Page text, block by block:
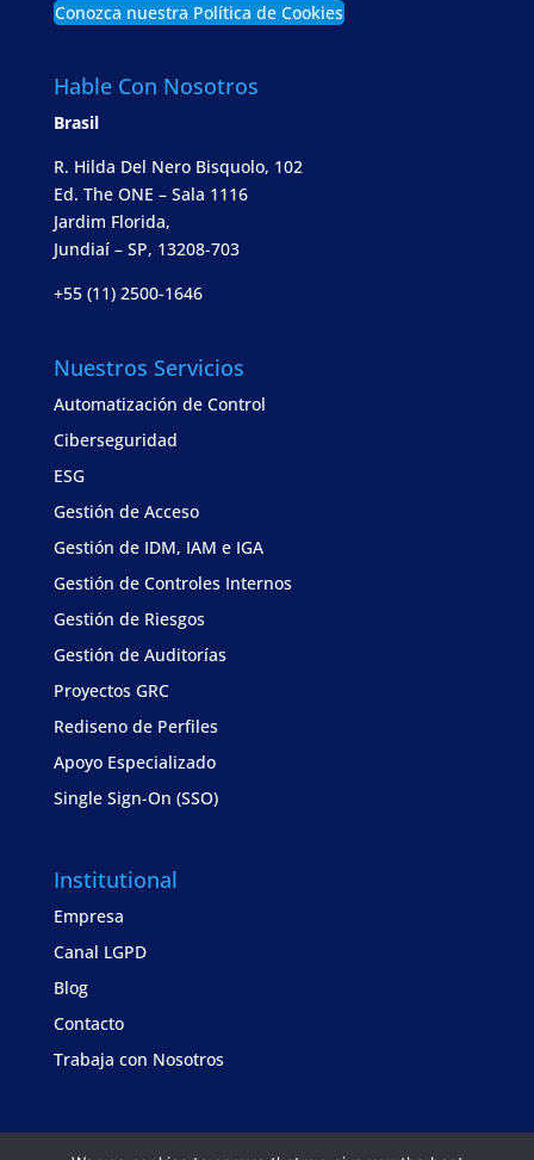
Conozca nuestra Política de Cookies
Hable Con Nosotros
Brasil
R. Hilda Del Nero Bisquolo, 102
Ed. The ONE – Sala 1116
Jardim Florida,
Jundiaí – SP, 13208-703
+55 (11) 2500-1646
Nuestros Servicios
Automatización de Control
Ciberseguridad
ESG
Gestión de Acceso
Gestión de IDM, IAM e IGA
Gestión de Controles Internos
Gestión de Riesgos
Gestión de Auditorías
Proyectos GRC
Rediseno de Perfiles
Apoyo Especializado
Single Sign-On (SSO)
Institutional
Empresa
Canal LGPD
Blog
Contacto
Trabaja con Nosotros